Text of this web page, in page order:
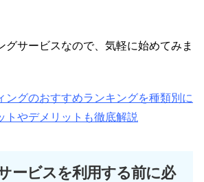
グサービスなので、気軽に始めてみま
ングのおすすめランキングを種類別に
トやデメリットも徹底解説
ービスを利用する前に必